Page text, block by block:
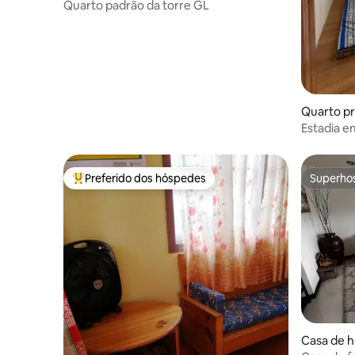
Quarto padrão da torre GL
Quarto
Estadia
Entre os melhores preferidos dos hóspedes
Preferido dos hóspedes
Casa de